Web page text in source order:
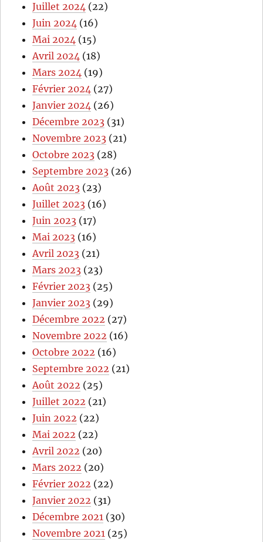
Juillet 2024 (22)
Juin 2024 (16)
Mai 2024 (15)
Avril 2024 (18)
Mars 2024 (19)
Février 2024 (27)
Janvier 2024 (26)
Décembre 2023 (31)
Novembre 2023 (21)
Octobre 2023 (28)
Septembre 2023 (26)
Août 2023 (23)
Juillet 2023 (16)
Juin 2023 (17)
Mai 2023 (16)
Avril 2023 (21)
Mars 2023 (23)
Février 2023 (25)
Janvier 2023 (29)
Décembre 2022 (27)
Novembre 2022 (16)
Octobre 2022 (16)
Septembre 2022 (21)
Août 2022 (25)
Juillet 2022 (21)
Juin 2022 (22)
Mai 2022 (22)
Avril 2022 (20)
Mars 2022 (20)
Février 2022 (22)
Janvier 2022 (31)
Décembre 2021 (30)
Novembre 2021 (25)